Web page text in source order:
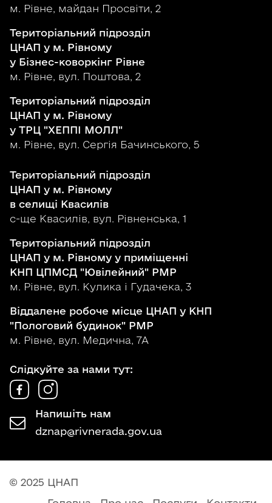
м. Рівне, майдан Просвіти, 2
Територіальний підрозділ
ЦНАП у м. Рівному
у Бізнес-коворкінг Рівне
м. Рівне, вул. Поштова, 2
Територіальний підрозділ
ЦНАП у м. Рівному
у ТРЦ "ХЕППІ МОЛЛ"
м. Рівне, вул. Сергія Бачинського, 5
Територіальний підрозділ
ЦНАП у м. Рівному
в селищі Квасилів
с-ще Квасилів, вул. Рівненська, 1
Територіальний підрозділ
ЦНАП у м. Рівному у приміщенні
КНП ЦПМСД "Ювілейний" РМР
м. Рівне, вул. Кулика і Гудачека, 3
Віддалене робоче місце ЦНАП у КНП
"Пологовий будинок" РМР
м. Рівне, вул. Медична, 7А
Слідкуйте за нами тут:
Напишіть нам
dznap@rivnerada.gov.ua
© 2025 ЦНАП